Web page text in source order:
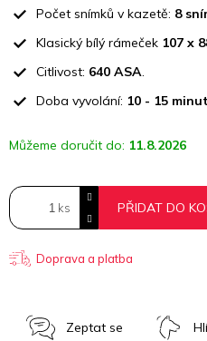
Můžeme doručit do: 11.8.2026
PŘIDAT DO
Počet snímků v kazetě: 8
Klasický bílý rámeček 107 x
Citlivost: 640 ASA.
Doba vyvolání: 10 - 15 minut
Doprava a platba
Zeptat se